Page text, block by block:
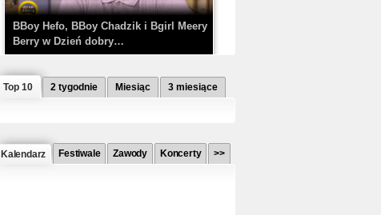
BBoy Hefo, BBoy Chadzik i Bgirl Meery
Berry w Dzień dobry…
Top 10 2 tygodnie Miesiąc 3 miesiące
Kalendarz Festiwale Zawody Koncerty >>